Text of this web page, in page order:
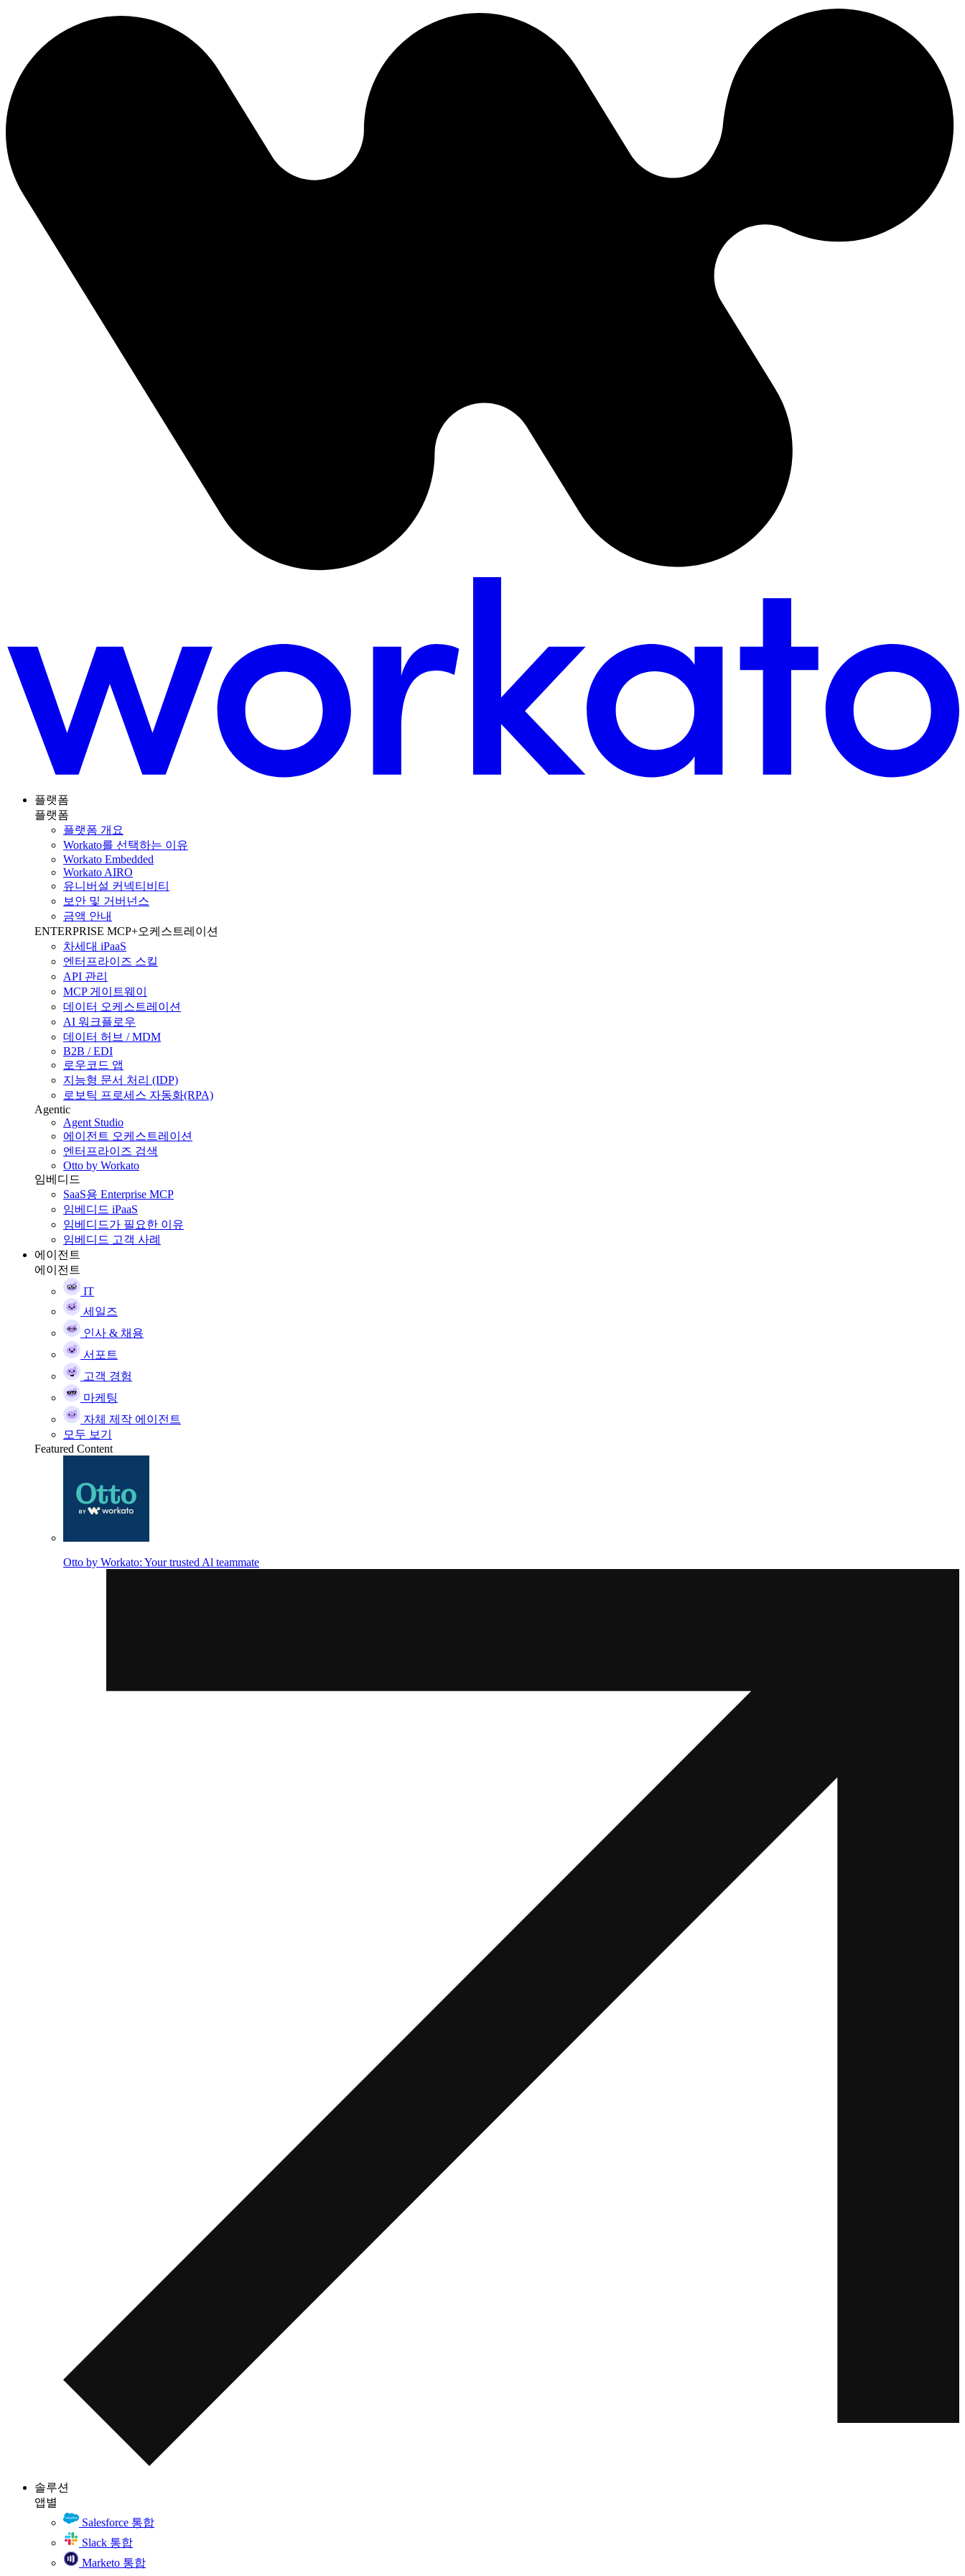
플랫폼
플랫폼
플랫폼 개요
Workato를 선택하는 이유
Workato Embedded
Workato AIRO
유니버설 커넥티비티
보안 및 거버넌스
금액 안내
ENTERPRISE MCP+오케스트레이션
차세대 iPaaS
엔터프라이즈 스킬
API 관리
MCP 게이트웨이
데이터 오케스트레이션
AI 워크플로우
데이터 허브 / MDM
B2B / EDI
로우코드 앱
지능형 문서 처리 (IDP)
로보틱 프로세스 자동화(RPA)
Agentic
Agent Studio
에이전트 오케스트레이션
엔터프라이즈 검색
Otto by Workato
임베디드
SaaS용 Enterprise MCP
임베디드 iPaaS
임베디드가 필요한 이유
임베디드 고객 사례
에이전트
에이전트
IT
세일즈
인사 & 채용
서포트
고객 경험
마케팅
자체 제작 에이전트
모두 보기
Featured Content
Otto by Workato: Your trusted Al teammate
솔루션
앱별
Salesforce 통합
Slack 통합
Marketo 통합